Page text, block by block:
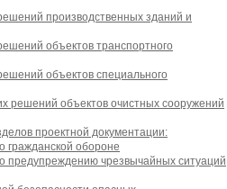
производственных зданий и
объектов транспортного
объектов специального
решений объектов очистных сооружений
проектной документации:
гражданской обороне
предупреждению чрезвычайных ситуаций